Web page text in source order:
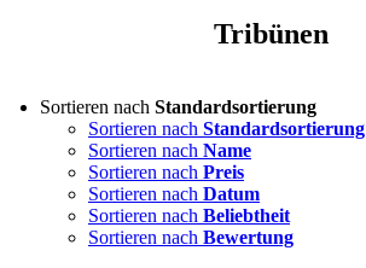
Tribünen
Sortieren nach Standardsortierung
Sortieren nach Standardsortierung
Sortieren nach Name
Sortieren nach Preis
Sortieren nach Datum
Sortieren nach Beliebtheit
Sortieren nach Bewertung